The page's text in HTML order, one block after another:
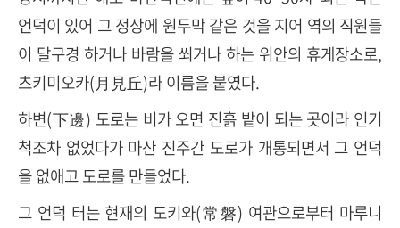
언덕이 있어 그 정상에 원두막 같은 것을 지어 역의 직원들
이 달구경 하거나 바람을 쐬거나 하는 위안의 휴게장소로,
츠키미오카(月見丘)라 이름을 붙였다.
하변(下邊) 도로는 비가 오면 진흙 밭이 되는 곳이라 인기
척조차 없었다가 마산 진주간 도로가 개통되면서 그 언덕
을 없애고 도로를 만들었다.
그 언덕 터는 현재의 도키와(常磐) 여관으로부터 마루니